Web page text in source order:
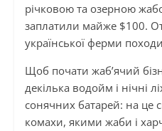
річковою та озерною
заплатили майже $100.
української ферми
Щоб почати жаб’ячий
декілька водойм і нічні
сонячних батарей: на це
комахи, якими жаби і